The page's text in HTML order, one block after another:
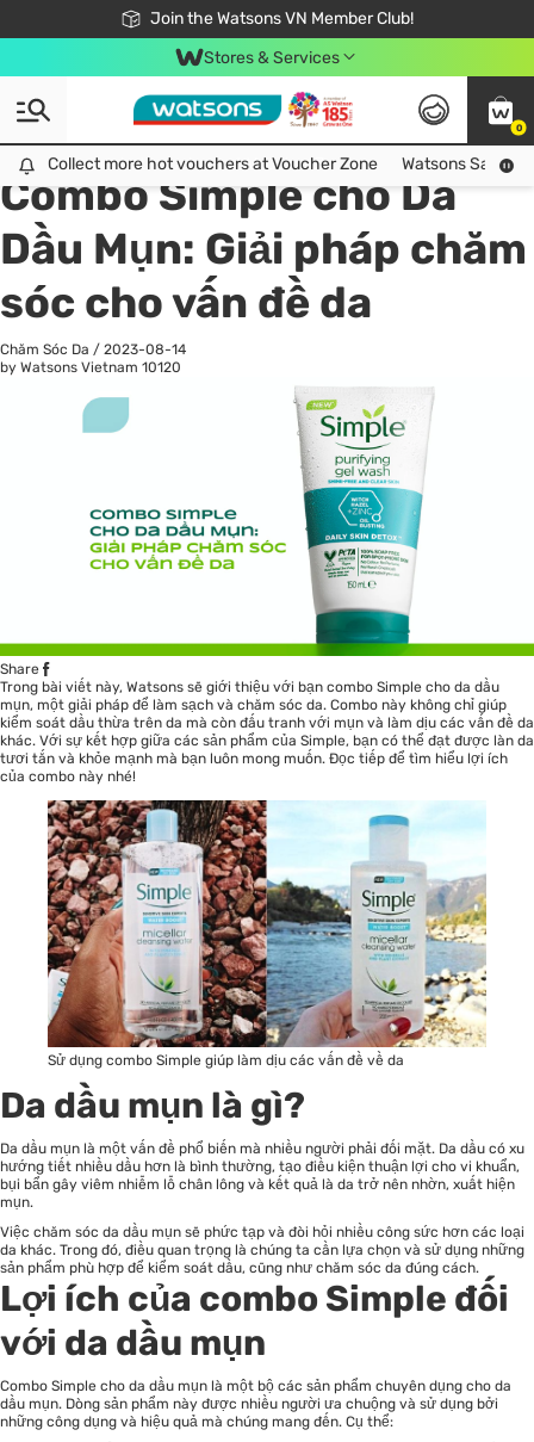
Join the Watsons VN Member Club!
Free Shipping For Order From 249,000Đ
24h Fast delivery in Hồ Chí Minh City
Stores & Services
0
Collect more hot vouchers at Voucher Zone
Collect more hot vouchers at Voucher Zone Watsons Safety
All
Chăm Sóc Cá Nhân
Combo Simple cho Da
Dầu Mụn: Giải pháp chăm
sóc cho vấn đề da
Chăm Sóc Da / 2023-08-14
by Watsons Vietnam 10120
Share
Trong bài viết này, Watsons sẽ giới thiệu với bạn combo Simple cho da dầu
mụn, một giải pháp để làm sạch và chăm sóc da. Combo này không chỉ giúp
kiểm soát dầu thừa trên da mà còn đấu tranh với mụn và làm dịu các vấn đề da
khác. Với sự kết hợp giữa các sản phẩm của Simple, bạn có thể đạt được làn da
tươi tắn và khỏe mạnh mà bạn luôn mong muốn. Đọc tiếp để tìm hiểu lợi ích
của combo này nhé!
Sử dụng combo Simple giúp làm dịu các vấn đề về da
Da dầu mụn là gì?
Da dầu mụn là một vấn đề phổ biến mà nhiều người phải đối mặt. Da dầu có xu
hướng tiết nhiều dầu hơn là bình thường, tạo điều kiện thuận lợi cho vi khuẩn,
bụi bẩn gây viêm nhiễm lỗ chân lông và kết quả là da trở nên nhờn, xuất hiện
mụn.
Việc chăm sóc da dầu mụn sẽ phức tạp và đòi hỏi nhiều công sức hơn các loại
da khác. Trong đó, điều quan trọng là chúng ta cần lựa chọn và sử dụng những
sản phẩm phù hợp để kiểm soát dầu, cũng như chăm sóc da đúng cách.
Lợi ích của combo Simple đối
với da dầu mụn
Combo Simple cho da dầu mụn là một bộ các sản phẩm chuyên dụng cho da
dầu mụn. Dòng sản phẩm này được nhiều người ưa chuộng và sử dụng bởi
những công dụng và hiệu quả mà chúng mang đến. Cụ thể: